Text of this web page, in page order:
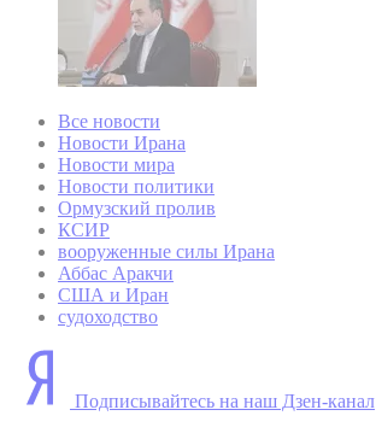
Все новости
Новости Ирана
Новости мира
Новости политики
Ормузский пролив
КСИР
вооруженные силы Ирана
Аббас Аракчи
США и Иран
судоходство
Подписывайтесь на наш Дзен-канал